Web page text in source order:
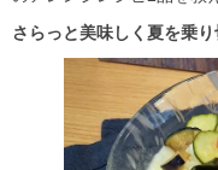
さらっと美味しく夏を乗